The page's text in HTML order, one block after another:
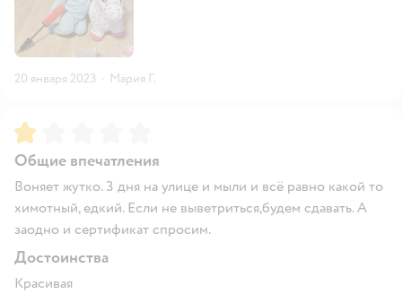
20 января 2023 · Мария Г.
Рейтинг:
Общие впечатления
Воняет жутко. 3 дня на улице и мыли и всё равно какой то
химотный, едкий. Если не выветриться,будем сдавать. А
заодно и сертификат спросим.
Достоинства
Красивая